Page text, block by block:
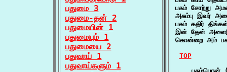
பதுமை 3
பதுமை-தன் 2
பதுமையின் 1
பதுமையும் 1
பதுமையை 2
பதுவாய் 1
பதுவாய்களும் 1
பசும் சோற்று
அசும்பு இவர்
பசும் கதிர்
இன் தேன்
கொன்றை அம்
TOP